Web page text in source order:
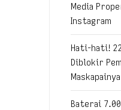
Media
Instagram
Hati-hati!
Diblokir
Baterai